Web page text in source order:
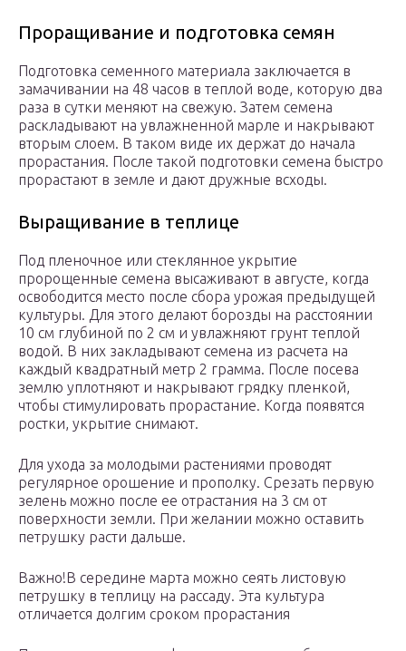
Проращивание и подготовка семян
Подготовка семенного материала заключается в
замачивании на 48 часов в теплой воде, которую два
раза в сутки меняют на свежую. Затем семена
раскладывают на увлажненной марле и накрывают
вторым слоем. В таком виде их держат до начала
прорастания. После такой подготовки семена быстро
прорастают в земле и дают дружные всходы.
Выращивание в теплице
Под пленочное или стеклянное укрытие
пророщенные семена высаживают в августе, когда
освободится место после сбора урожая предыдущей
культуры. Для этого делают борозды на расстоянии
10 см глубиной по 2 см и увлажняют грунт теплой
водой. В них закладывают семена из расчета на
каждый квадратный метр 2 грамма. После посева
землю уплотняют и накрывают грядку пленкой,
чтобы стимулировать прорастание. Когда появятся
ростки, укрытие снимают.
Для ухода за молодыми растениями проводят
регулярное орошение и прополку. Срезать первую
зелень можно после ее отрастания на 3 см от
поверхности земли. При желании можно оставить
петрушку расти дальше.
Важно!В середине марта можно сеять листовую
петрушку в теплицу на рассаду. Эта культура
отличается долгим сроком прорастания